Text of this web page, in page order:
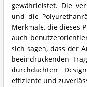
gewährleistet. Die
und die
Merkmale, die dieses
auch
sich sagen, dass der
beeindruckenden
durchdachten
effiziente und